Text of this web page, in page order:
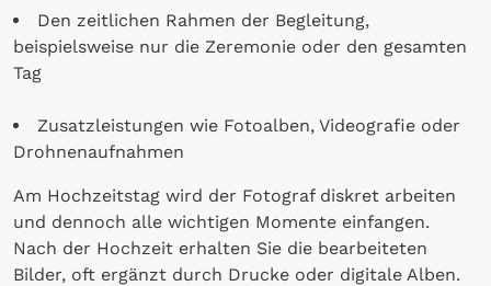
Den zeitlichen Rahmen der Begleitung,
beispielsweise nur die Zeremonie oder den gesamten
Tag
Zusatzleistungen wie Fotoalben, Videografie oder
Drohnenaufnahmen
Am Hochzeitstag wird der Fotograf diskret arbeiten
und dennoch alle wichtigen Momente einfangen.
Nach der Hochzeit erhalten Sie die bearbeiteten
Bilder, oft ergänzt durch Drucke oder digitale Alben.